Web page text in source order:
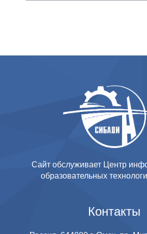
Сайт обслуживает Центр
образовательных
Контакты